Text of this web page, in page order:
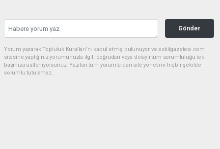
Gönder
Yorum yazarak Topluluk Kuralları’nı kabul etmiş bulunuyor ve eskilgazetesi.com
sitesine yaptığınız yorumunuzla ilgili doğrudan veya dolaylı tüm sorumluluğu tek
başınıza üstleniyorsunuz. Yazılan tüm yorumlardan site yönetimi hiçbir şekilde
sorumlu tutulamaz.